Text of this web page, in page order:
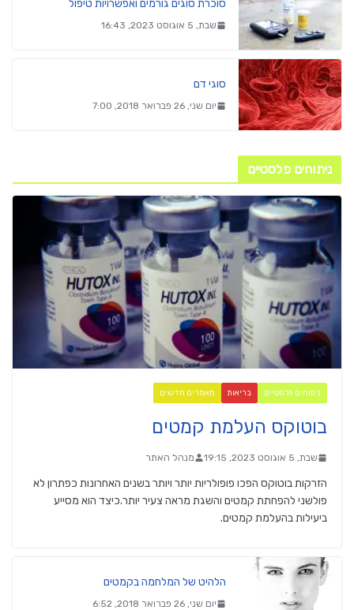
סוכרת סוגים גורמים ואפשרויות טיפול
שבת, 5 אוגוסט 2023, 16:43
סוגי דם
יום שני, 26 פברואר 2018, 7:00
ניתוחים פלסטיים
ניתוחים פלסטיים בריאות מאמרים חדשים
בוטוקס העלמת קמטים
שבת, 5 אוגוסט 2023, 19:15 מנהל האתר
הזרקות בוטוקס הפכו פופולריות יותר ויותר בשנים האחרונות כפתרון לא
פולשני להפחתת קמטים והשגת מראה צעיר יותר.כיצד הוא מסייע
ביעילות בהעלמת קמטים.
הלהיט של המלחמה בקמטים
יום שני, 26 פברואר 2018, 6:52